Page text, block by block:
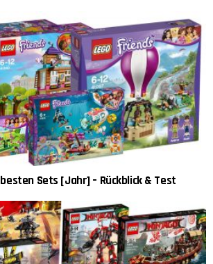
besten Sets [Jahr] – Rückblick & Test